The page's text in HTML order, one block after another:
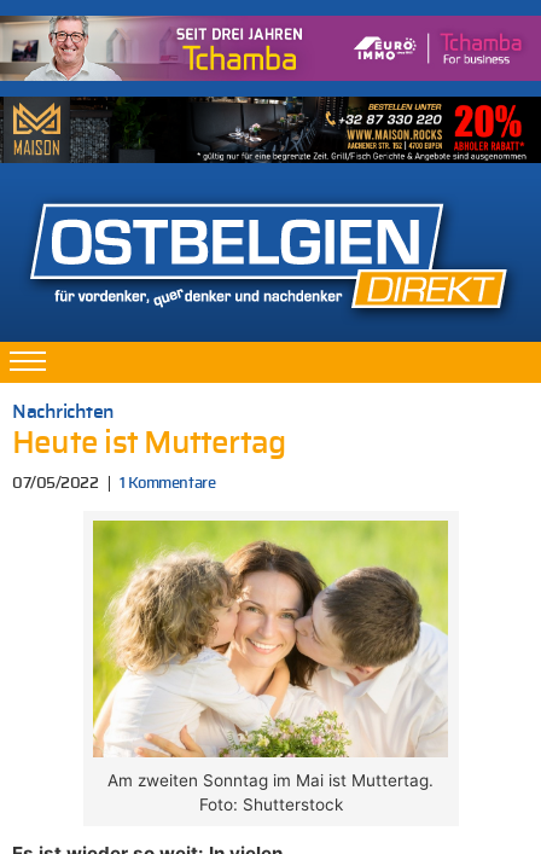
Nachrichten
Heute ist Muttertag
07/05/2022 1 Kommentare
Am zweiten Sonntag im Mai ist Muttertag.
Foto: Shutterstock